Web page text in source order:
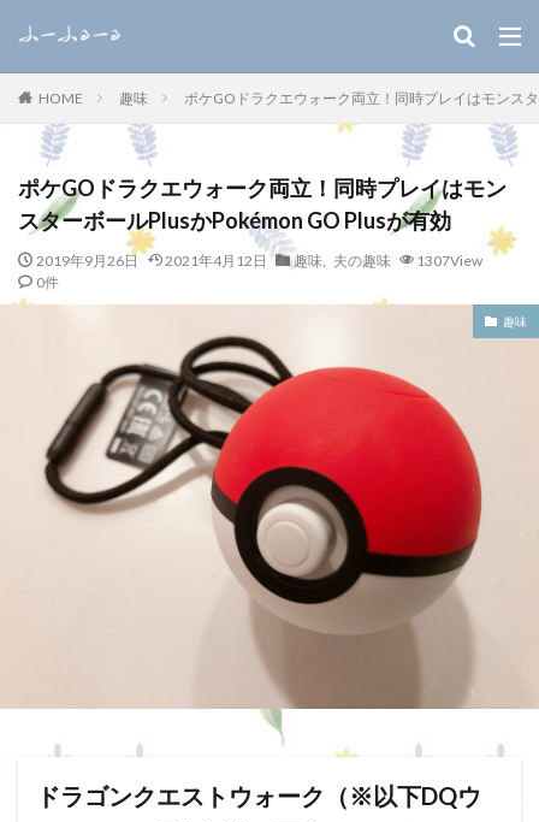
HOME 趣味 ポケGOドラクエウォーク両立！同時プレイはモンス
ポケGOドラクエウォーク両立！同時プレイはモン
スターボールPlusかPokémon GO Plusが有効
2019年9月26日 2021年4月12日 趣味, 夫の趣味
1307View
0件
趣味
ドラゴンクエストウォーク（※以下DQウ
デザイン SEO
カテゴリー